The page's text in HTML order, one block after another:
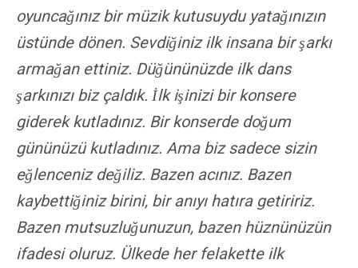
oyuncağınız bir müzik kutusuydu yatağınızın
üstünde dönen. Sevdiğiniz ilk insana bir şarkı
armağan ettiniz. Düğününüzde ilk dans
şarkınızı biz çaldık. İlk işinizi bir konsere
giderek kutladınız. Bir konserde doğum
gününüzü kutladınız. Ama biz sadece sizin
eğlenceniz değiliz. Bazen acınız. Bazen
kaybettiğiniz birini, bir anıyı hatıra getiririz.
Bazen mutsuzluğunuzun, bazen hüznünüzün
ifadesi oluruz. Ülkede her felakette ilk